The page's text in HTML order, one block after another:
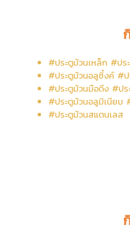
#ประตูม้วนเหล็ก #ปร
#ประตูม้วนอลูซิ้งค์ #
#ประตูม้วนมือดีง #ปร
#ประตูม้วนอลูมิเนียม
#ประตูม้วนสแตนเลส